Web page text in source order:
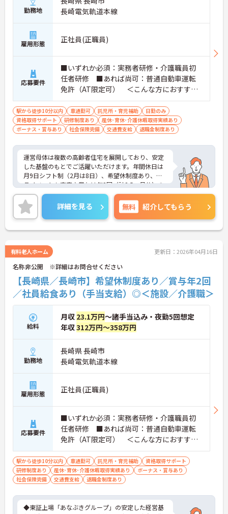
勤務地
長崎電気軌道本線
雇用形態 正社員(正職員)
応募要件
■いずれか必須：実務者研修・介護職員初
任者研修 ■あれば尚可：普通自動車運転
免許（AT限定可） ＜こんな方におすすめ
＞ワークライフバランスを大切にしたいと
お考えの方、入居者様それぞれに合わせ
た、温かいケアを提供したい方、これまで
の介護分野でのご経験を有効に活用したい
駅から徒歩10分以内 車通勤可 託児所・育児補助
日勤のみ
資格取得サポート
研修制度あり
産休･育休･介護休暇取得実績あり
ボーナス・賞与あり
社会保険完備 交通費支給 退職金制度あり
運営母体は複数の高齢者住宅を展開しており、安定
した基盤のもとでご活躍いただけます。年間休日は
月9日シフト制（2月は8日）、希望休制度あり、プ
ライベートも充実♪賞与は年2回（計2.5ヶ月分）の
実績があり、頑張りが評価される環境です。社員給
食（食事補助手当5,600円支給）や育児給付金制度
（最大10万円支給）など、福利厚生も魅力。社内研
修や資格取得支援制度（対象資格の取得費用を最大
10万円まで補助）も整っており、スキルアップを目
など、さらに詳細をお話ししますのでお気軽にご相
談ください！
詳細を見る 無料 紹介してもらう
有料老人ホーム 更新日：2026年04月16日
名称非公開 ※詳細はお問合せください
【長崎県／長崎市】希望休制度あり／賞与年2回
／社員給食あり（手当支給）◎＜施設／介護職＞
給料
月収 23.1万円～諸手当込み・夜勤5回想定
年収312万円～358万円
勤務地
長崎県 長崎市
長崎電気軌道本線
雇用形態 正社員(正職員)
応募要件
■いずれか必須：実務者研修・介護職員初
任者研修 ■あれば尚可：普通自動車運転
免許（AT限定可） ＜こんな方におすすめ
＞ワークライフバランスを大切にしたいと
お考えの方、入居者様それぞれに合わせ
た、温かいケアを提供したい方、これまで
の介護分野でのご経験を有効に活用したい
駅から徒歩10分以内 車通勤可 託児所・育児補助
資格取得サポート
研修制度あり
産休･育休･介護休暇取得実績あり
ボーナス・賞与あり
社会保険完備
交通費支給 退職金制度あり
◆東証上場「あなぶきグループ」の安定した経営基